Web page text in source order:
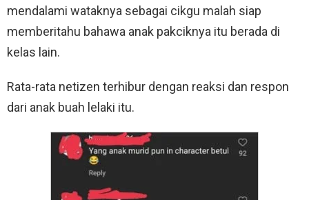
mendalami wataknya sebagai cikgu malah siap
memberitahu bahawa anak pakciknya itu berada di
kelas lain.
Rata-rata netizen terhibur dengan reaksi dan respon
dari anak buah lelaki itu.